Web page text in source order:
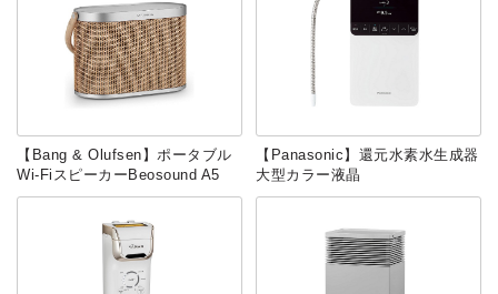
【Bang & Olufsen】ポータブル
Wi-FiスピーカーBeosound A5
【Panasonic】還元水素水生成器
大型カラー液晶